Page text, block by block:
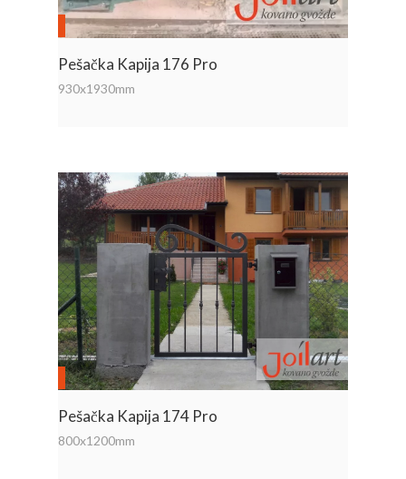
Pešačka Kapija 176 Pro
930x1930mm
Pešačka Kapija 174 Pro
800x1200mm